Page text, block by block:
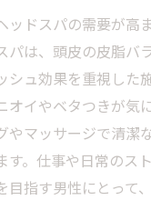
ッドスパの需要が高
パは、頭皮の皮脂バ
ュ効果を重視した
オイやベタつきが気
やマッサージで清潔
す。仕事や日常のス
目指す男性にとって